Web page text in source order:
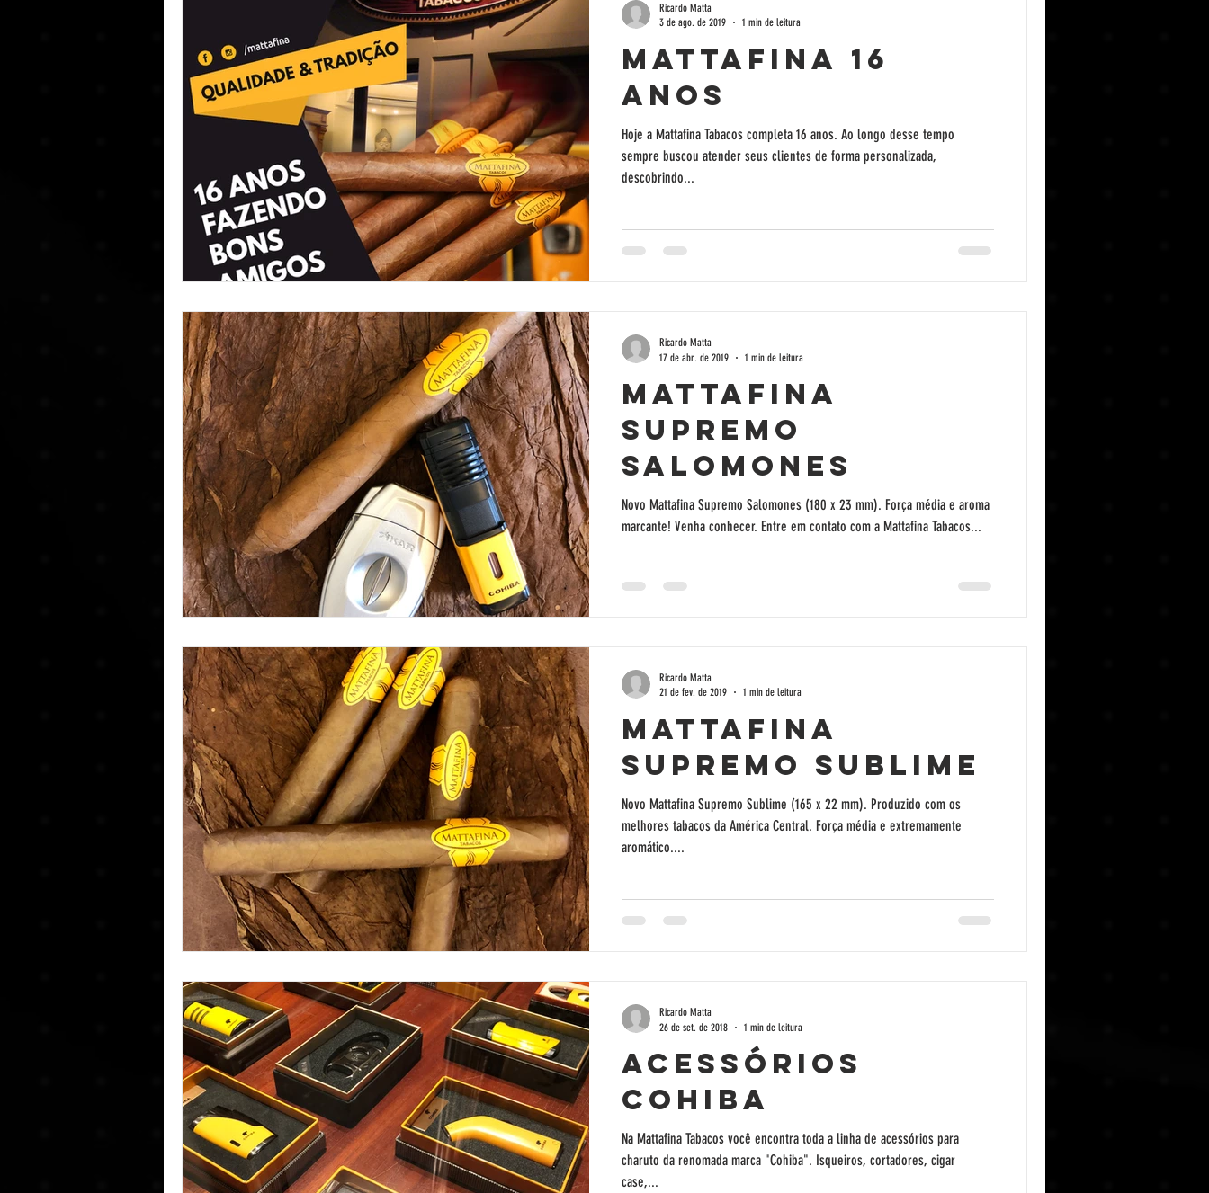
Mattafina 16
anos
Hoje a Mattafina Tabacos completa 16 anos. Ao longo desse tempo
sempre buscou atender seus clientes de forma personalizada,
descobrindo...
Ricardo Matta
3 de ago. de 2019
1 min de leitura
Mattafina
Supremo
Salomones
Novo Mattafina Supremo Salomones (180 x 23 mm). Força média e aroma
marcante! Venha conhecer. Entre em contato com a Mattafina Tabacos...
Ricardo Matta
17 de abr. de 2019
1 min de leitura
Mattafina
Supremo Sublime
Novo Mattafina Supremo Sublime (165 x 22 mm). Produzido com os
melhores tabacos da América Central. Força média e extremamente
aromático....
Ricardo Matta
21 de fev. de 2019
1 min de leitura
Acessórios
Cohiba
Na Mattafina Tabacos você encontra toda a linha de acessórios para
charuto da renomada marca "Cohiba". Isqueiros, cortadores, cigar
case,...
Ricardo Matta
26 de set. de 2018
1 min de leitura